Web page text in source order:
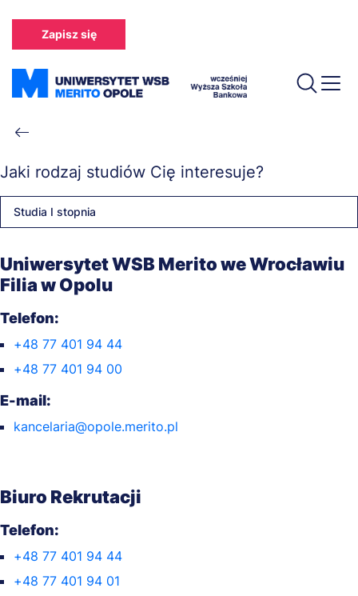
treści
Zapisz się
Ścieżka
nawigacyjna
Jaki rodzaj studiów Cię interesuje?
Studia I stopnia
Uniwersytet WSB Merito we Wrocławiu
Filia w Opolu
Telefon:
+48 77 401 94 44
+48 77 401 94 00
E-mail:
kancelaria@opole.merito.pl
Biuro Rekrutacji
Telefon:
+48 77 401 94 44
+48 77 401 94 01